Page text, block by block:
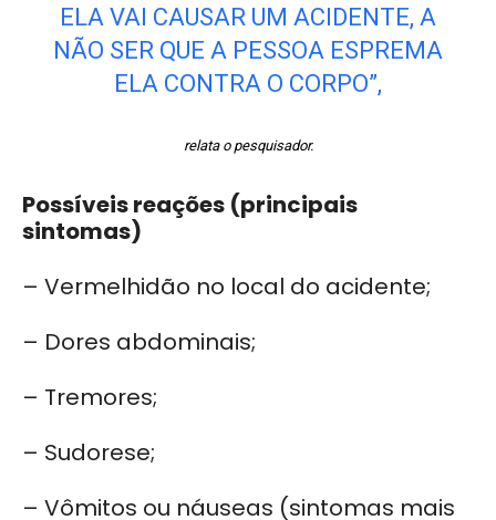
ELA VAI CAUSAR UM ACIDENTE, A
NÃO SER QUE A PESSOA ESPREMA
ELA CONTRA O CORPO”,
relata o pesquisador.
Possíveis reações (principais
sintomas)
– Vermelhidão no local do acidente;
– Dores abdominais;
– Tremores;
– Sudorese;
– Vômitos ou náuseas (sintomas mais